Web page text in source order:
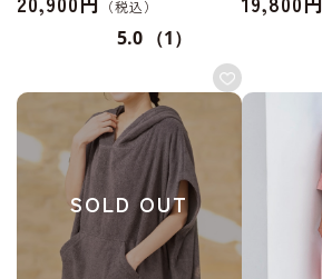
5.0 （1）
SOLD OUT